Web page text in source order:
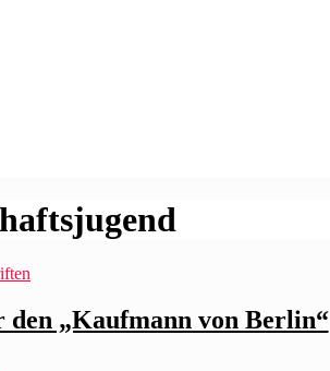
„Kaufmann von Berlin“